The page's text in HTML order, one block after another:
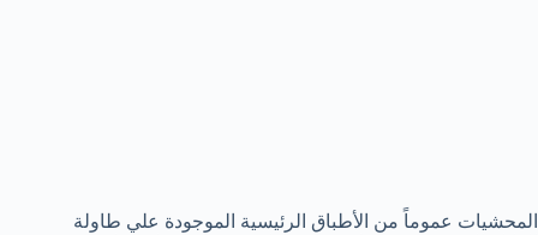
المحشيات عموماً من الأطباق الرئيسية الموجودة علي طاولة